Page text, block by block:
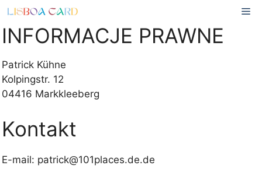
Przejdź
treści
INFORMACJE PRAWNE
Patrick Kühne
Kolpingstr. 12
04416 Markkleeberg
Kontakt
E-mail: patrick@101places.de.de